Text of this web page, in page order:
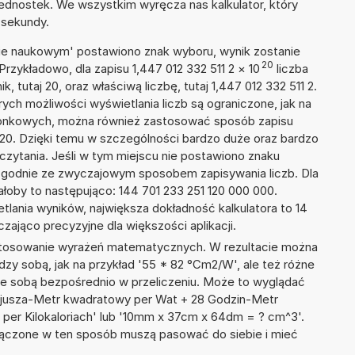
We wszystkim wyręcza nas kalkulator, który
naukowym' postawiono znak wyboru, wynik zostanie
dla zapisu 1,447 012 332 511 2 × 10 20 liczba
tutaj 20, oraz właściwą liczbę, tutaj 1,447 012 332 511 2.
możliwości wyświetlania liczb są ograniczone, jak na
można również zastosować sposób zapisu
Dzięki temu w szczególności bardzo duże oraz bardzo
Jeśli w tym miejscu nie postawiono znaku
ze zwyczajowym sposobem zapisywania liczb. Dla
to następująco: 144 701 233 251 120 000 000.
wyników, największa dokładność kalkulatora to 14
precyzyjne dla większości aplikacji.
wyrażeń matematycznych. W rezultacie można
sobą, jak na przykład '55 * 82 °Cm2/W', ale też różne
sobą bezpośrednio w przeliczeniu. Może to wyglądać
Metr kwadratowy per Wat + 28 Godzin-Metr
Kilokaloriach' lub '10mm x 37cm x 64dm = ? cm^3'.
w ten sposób muszą pasować do siebie i mieć